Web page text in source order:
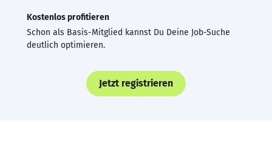
Kostenlos profitieren
Schon als Basis-Mitglied kannst Du Deine Job-Suche
deutlich optimieren.
Jetzt registrieren